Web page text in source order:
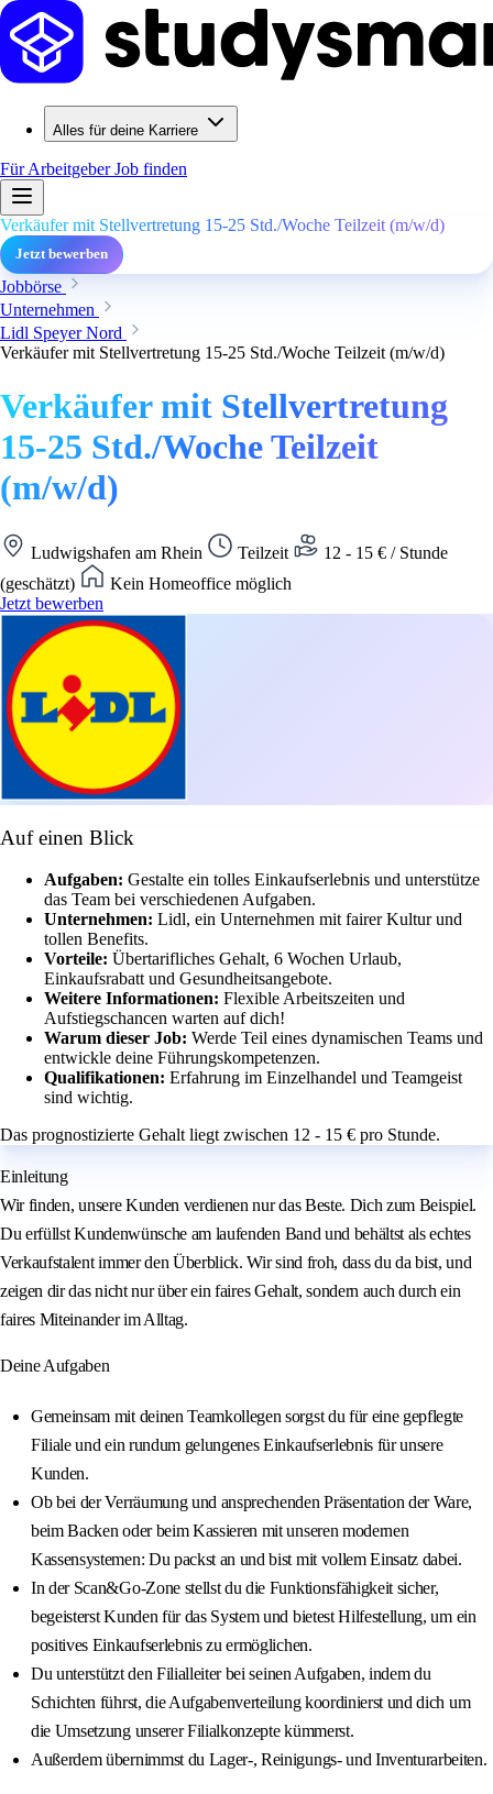
Alles für deine Karriere
Für ArbeitgeberJob finden
Verkäufer mit Stellvertretung 15-25 Std./Woche Teilzeit (m/w/d)
Jetzt bewerben
Jobbörse
Unternehmen
Lidl Speyer Nord
Verkäufer mit Stellvertretung 15-25 Std./Woche Teilzeit (m/w/d)
Verkäufer mit Stellvertretung
15-25 Std./Woche Teilzeit
(m/w/d)
Ludwigshafen am Rhein Teilzeit
12 - 15 € / Stunde
(geschätzt)
Kein Homeoffice möglich
Jetzt bewerben
Auf einen Blick
Aufgaben: Gestalte ein tolles Einkaufserlebnis und unterstütze
das Team bei verschiedenen Aufgaben.
Unternehmen: Lidl, ein Unternehmen mit fairer Kultur und
tollen Benefits.
Vorteile: Übertarifliches Gehalt, 6 Wochen Urlaub,
Einkaufsrabatt und Gesundheitsangebote.
Weitere Informationen: Flexible Arbeitszeiten und
Aufstiegschancen warten auf dich!
Warum dieser Job: Werde Teil eines dynamischen Teams und
entwickle deine Führungskompetenzen.
Qualifikationen: Erfahrung im Einzelhandel und Teamgeist
sind wichtig.
Das prognostizierte Gehalt liegt zwischen 12 - 15 € pro Stunde.
Einleitung
Wir finden, unsere Kunden verdienen nur das Beste. Dich zum Beispiel.
Du erfüllst Kundenwünsche am laufenden Band und behältst als echtes
Verkaufstalent immer den Überblick. Wir sind froh, dass du da bist, und
zeigen dir das nicht nur über ein faires Gehalt, sondern auch durch ein
faires Miteinander im Alltag.
Deine Aufgaben
Gemeinsam mit deinen Teamkollegen sorgst du für eine gepflegte
Filiale und ein rundum gelungenes Einkaufserlebnis für unsere
Kunden.
Ob bei der Verräumung und ansprechenden Präsentation der Ware,
beim Backen oder beim Kassieren mit unseren modernen
Kassensystemen: Du packst an und bist mit vollem Einsatz dabei.
In der Scan&Go-Zone stellst du die Funktionsfähigkeit sicher,
begeisterst Kunden für das System und bietest Hilfestellung, um ein
positives Einkaufserlebnis zu ermöglichen.
Du unterstützt den Filialleiter bei seinen Aufgaben, indem du
Schichten führst, die Aufgabenverteilung koordinierst und dich um
die Umsetzung unserer Filialkonzepte kümmerst.
Außerdem übernimmst du Lager-, Reinigungs- und Inventurarbeiten.